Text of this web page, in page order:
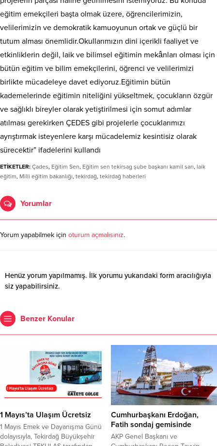
eğitim emekçileri başta olmak üzere, öğrencilerimizin,
velilerimizin ve demokratik kamuoyunun ortak ve güçlü bir
tutum alması önemlidir.Okullarımızın dini içerikli faaliyet ve
etkinliklerin değil, laik ve bilimsel eğitimin mekânları olması için
bütün eğitim ve bilim emekçilerini, öğrenci ve velilerimizi
birlikte mücadeleye davet ediyoruz.Eğitimin bütün
kademelerinde eğitimin niteliğini yükseltmek, çocukların özgür
ve sağlıklı bireyler olarak yetiştirilmesi için somut adımlar
atılması gerekirken ÇEDES gibi projelerle çocuklarımızı
ayrıştırmak isteyenlere karşı mücadelemiz kesintisiz olarak
sürecektir” ifadelerini kullandı
ETİKETLER: Çades, Eğitim Sen, Eğitim sen tekirsag şube başkanı kamil sarı, laik
eğitim, Milli eğitim bakanlığı, tekirdağ, tekirdağ haberleri
Yorumlar
Yorum yapabilmek için oturum açmalısınız.
Henüz yorum yapılmamış. İlk yorumu yukarıdaki form aracılığıyla
siz yapabilirsiniz.
Benzer Konular
1 Mayıs’ta Ulaşım Ücretsiz
1 Mayıs Emek ve Dayanışma Günü
dolayısıyla, Tekirdağ Büyükşehir
Cumhurbaşkanı Erdoğan,
Fatih sondaj gemisinde
AKP Genel Başkanı ve